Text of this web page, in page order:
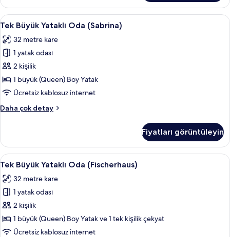
hakkında
daha
fazla
Tek
Büyük
Yataklı
Oda
(Sabrina)
için
tüm
görün
Masa, ses yalıtımı, ücretsiz kablosuz
10
Tek Büyük Yataklı Oda (Sabrina)
32 metre kare
1 yatak odası
2 kişilik
1 büyük (Queen) Boy Yatak
Ücretsiz kablosuz internet
Daha çok detay
Tek
(Sabrina)
hakkında
daha
detay
Fiyatları görüntüleyin
Tek
Büyük
Yataklı
Oda
(Fischerhaus)
için
tüm
Tek Büyük Yataklı Oda (Fischerhaus)
17
Tek Büyük Yataklı Oda (Fischerhaus)
32 metre kare
1 yatak odası
2 kişilik
1 büyük (Queen) Boy Yatak ve 1 tek kişilik çekyat
Ücretsiz kablosuz internet